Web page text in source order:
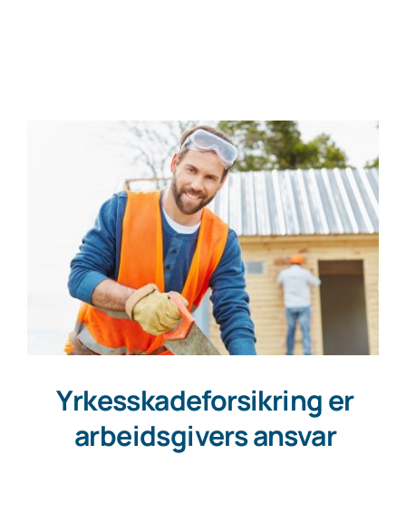
Yrkesskadeforsikring er
arbeidsgivers ansvar